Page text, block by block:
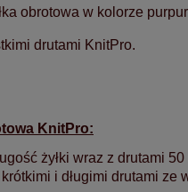
obrotowa w kolorze
drutami KnitPro.
KnitPro:
żyłki wraz z drutami 50
i długimi drutami ze